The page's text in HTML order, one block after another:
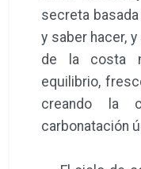
secreta
y saber hacer,
de la costa
equilibrio,
creando la
carbonatación